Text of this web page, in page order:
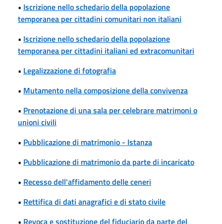
• Iscrizione nello schedario della popolazione
temporanea per cittadini comunitari non italiani
• Iscrizione nello schedario della popolazione
temporanea per cittadini italiani ed extracomunitari
• Legalizzazione di fotografia
• Mutamento nella composizione della convivenza
• Prenotazione di una sala per celebrare matrimoni o
unioni civili
• Pubblicazione di matrimonio - Istanza
• Pubblicazione di matrimonio da parte di incaricato
• Recesso dell'affidamento delle ceneri
• Rettifica di dati anagrafici e di stato civile
• Revoca e sostituzione del fiduciario da parte del